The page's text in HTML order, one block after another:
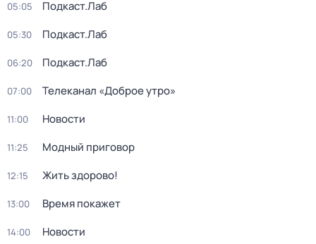
05:05 Подкаст.Лаб
05:30 Подкаст.Лаб
06:20 Подкаст.Лаб
07:00 Телеканал «Доброе утро»
11:00 Новости
11:25 Модный приговор
12:15 Жить здорово!
13:00 Время покажет
14:00 Новости